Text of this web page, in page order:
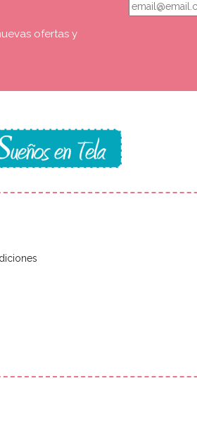
ofertas y